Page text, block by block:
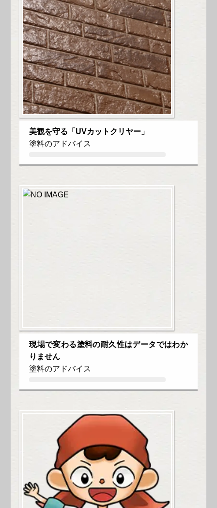
美観を守る「UVカットクリヤー」
塗料のアドバイス
現場で変わる塗料の耐久性はデータではわか
りません
塗料のアドバイス